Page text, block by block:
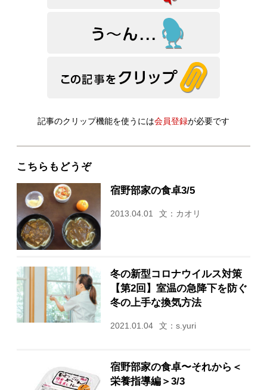
記事のクリップ機能を使うには会員登録が必要です
こちらもどうぞ
宿野部家の食卓3/5
2013.04.01 文：カオリ
冬の新型コロナウイルス対策
【第2回】室温の急降下を防ぐ
冬の上手な換気方法
2021.01.04 文：s.yuri
宿野部家の食卓〜それから＜
栄養指導編＞3/3